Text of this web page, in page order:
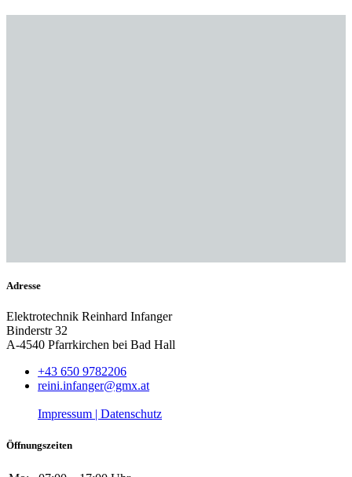
Adresse
Elektrotechnik Reinhard Infanger
Binderstr 32
A-4540 Pfarrkirchen bei Bad Hall
+43 650 9782206
reini.infanger@gmx.at
Impressum | Datenschutz
Öffnungszeiten